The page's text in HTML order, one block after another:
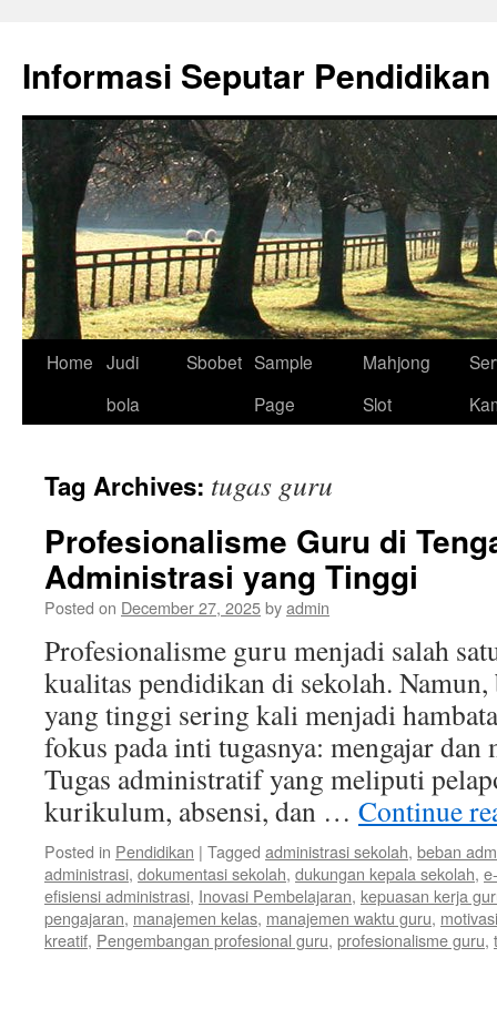
content
Informasi Seputar Pendidikan
Home Judi
bola
Sbobet Sample
Page
Mahjong
Slot
Tag Archives: tugas guru
Profesionalisme Guru di
Administrasi yang Tinggi
Posted on December 27, 2025byadmin
Profesionalisme guru menjadi salah
kualitas pendidikan di sekolah.
yang tinggi sering kali menjadi
fokus pada inti tugasnya: mengajar
Tugas administratif yang meliputi
kurikulum, absensi, dan … Continue
Posted in Pendidikan | Tagged administrasi sekolah, beban
administrasi, dokumentasi sekolah, dukungan kepala sekolah,
efisiensi administrasi, Inovasi Pembelajaran, kepuasan kerja
pengajaran, manajemen kelas, manajemen waktu guru,
kreatif, Pengembangan profesional guru, profesionalisme guru,